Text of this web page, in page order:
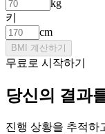
kg
키
cm
BMI 계산하기
무료로 시작하기
당신의 결과
진행 상황을 추적하